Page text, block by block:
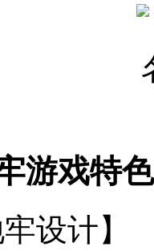
游戏特色
设计】